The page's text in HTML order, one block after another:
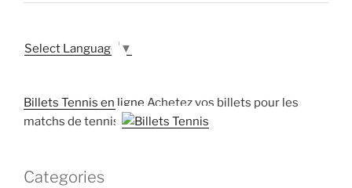
Select Language ▼
Billets Tennis en ligne Achetez vos billets pour les
matchs de tennis
Categories